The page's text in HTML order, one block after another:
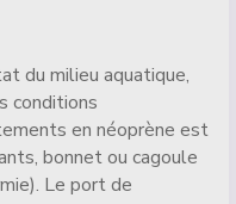
du milieu aquatique,
conditions
en néoprène est
bonnet ou cagoule
Le port de